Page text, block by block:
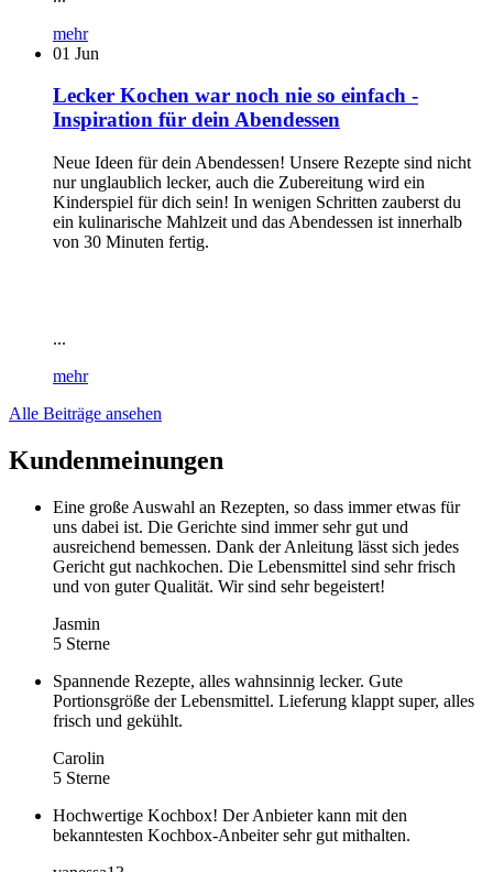
mehr
01 Jun
Lecker Kochen war noch nie so einfach -
Inspiration für dein Abendessen
Neue Ideen für dein Abendessen! Unsere Rezepte sind nicht
nur unglaublich lecker, auch die Zubereitung wird ein
Kinderspiel für dich sein! In wenigen Schritten zauberst du
ein kulinarische Mahlzeit und das Abendessen ist innerhalb
von 30 Minuten fertig.
...
mehr
Alle Beiträge ansehen
Kundenmeinungen
Eine große Auswahl an Rezepten, so dass immer etwas für
uns dabei ist. Die Gerichte sind immer sehr gut und
ausreichend bemessen. Dank der Anleitung lässt sich jedes
Gericht gut nachkochen. Die Lebensmittel sind sehr frisch
und von guter Qualität. Wir sind sehr begeistert!
Jasmin
5 Sterne
Spannende Rezepte, alles wahnsinnig lecker. Gute
Portionsgröße der Lebensmittel. Lieferung klappt super, alles
frisch und gekühlt.
Carolin
5 Sterne
Hochwertige Kochbox! Der Anbieter kann mit den
bekanntesten Kochbox-Anbeiter sehr gut mithalten.